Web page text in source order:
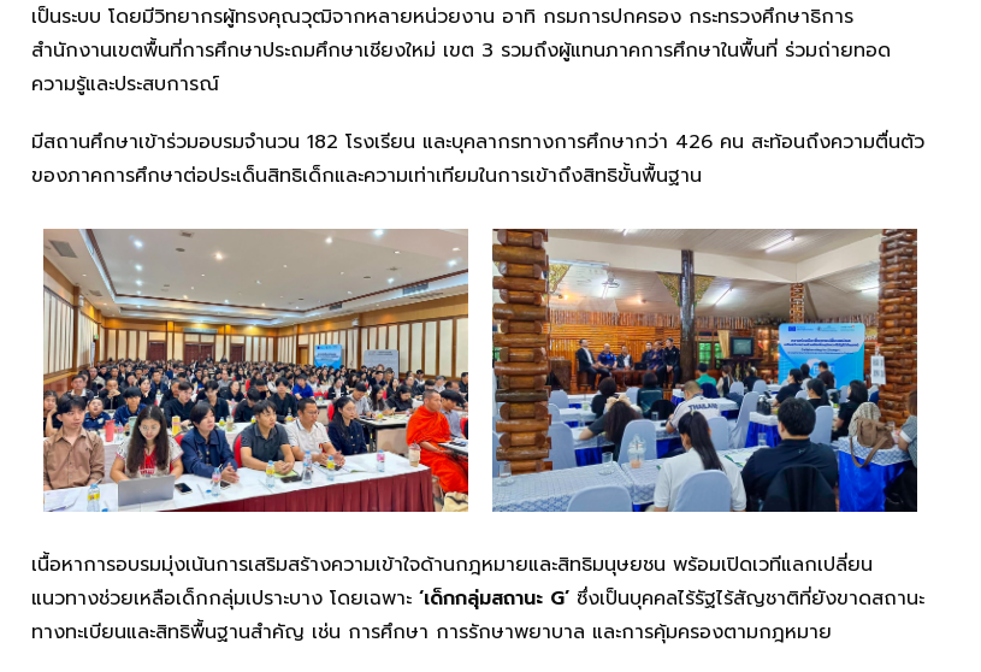
เป็นระบบ โดยมีวิทยากรผู้ทรงคุณวุฒิจากหลายหน่วยงาน อาทิ กรมการปกครอง กระทรวงศึกษาธิการ
สำนักงานเขตพื้นที่การศึกษาประถมศึกษาเชียงใหม่ เขต 3 รวมถึงผู้แทนภาคการศึกษาในพื้นที่ ร่วมถ่ายทอด
ความรู้และประสบการณ์
มีสถานศึกษาเข้าร่วมอบรมจำนวน 182 โรงเรียน และบุคลากรทางการศึกษากว่า 426 คน สะท้อนถึงความตื่นตัว
ของภาคการศึกษาต่อประเด็นสิทธิเด็กและความเท่าเทียมในการเข้าถึงสิทธิขั้นพื้นฐาน
เนื้อหาการอบรมมุ่งเน้นการเสริมสร้างความเข้าใจด้านกฎหมายและสิทธิมนุษยชน พร้อมเปิดเวทีแลกเปลี่ยน
แนวทางช่วยเหลือเด็กกลุ่มเปราะบาง โดยเฉพาะ ‘เด็กกลุ่มสถานะ G’ ซึ่งเป็นบุคคลไร้รัฐไร้สัญชาติที่ยังขาดสถานะ
ทางทะเบียนและสิทธิพื้นฐานสำคัญ เช่น การศึกษา การรักษาพยาบาล และการคุ้มครองตามกฎหมาย